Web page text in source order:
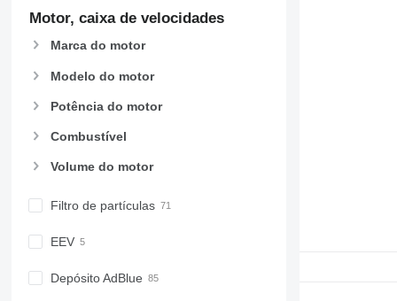
Motor, caixa de velocidades
Marca do motor
Modelo do motor
Potência do motor
Combustível
Volume do motor
Filtro de partículas
EEV
Depósito AdBlue